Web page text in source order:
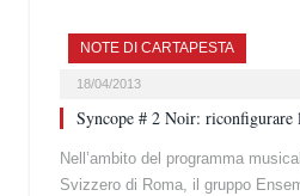
NOTE DI CARTAPESTA
18/04/2013
Syncope # 2 Noir: riconfigurare
Nell’ambito del programma
Svizzero di Roma, il gruppo